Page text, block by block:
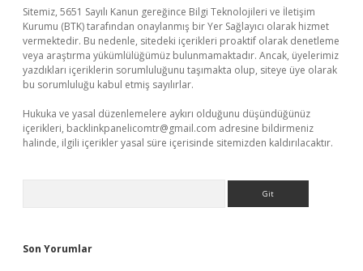
Sitemiz, 5651 Sayılı Kanun gereğince Bilgi Teknolojileri ve İletişim
Kurumu (BTK) tarafından onaylanmış bir Yer Sağlayıcı olarak hizmet
vermektedir. Bu nedenle, sitedeki içerikleri proaktif olarak denetleme
veya araştırma yükümlülüğümüz bulunmamaktadır. Ancak, üyelerimiz
yazdıkları içeriklerin sorumluluğunu taşımakta olup, siteye üye olarak
bu sorumluluğu kabul etmiş sayılırlar.
Hukuka ve yasal düzenlemelere aykırı olduğunu düşündüğünüz
içerikleri, backlinkpanelicomtr@gmail.com adresine bildirmeniz
halinde, ilgili içerikler yasal süre içerisinde sitemizden kaldırılacaktır.
Son Yorumlar